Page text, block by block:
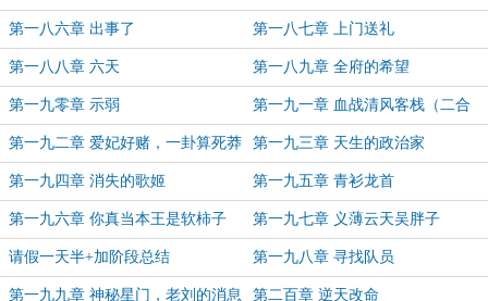
第一八六章 出事了 第一八七章 上门送礼
第一八八章 六天 第一八九章 全府的希望
第一九零章 示弱 第一九一章 血战清风客栈（二合
一）
第一九二章 爱妃好赌，一卦算死莽
夫
第一九三章 天生的政治家
第一九四章 消失的歌姬 第一九五章 青衫龙首
第一九六章 你真当本王是软柿子
呢？
第一九七章 义薄云天吴胖子
请假一天半+加阶段总结 第一九八章 寻找队员
第一九九章 神秘星门，老刘的消息 第二百章 逆天改命